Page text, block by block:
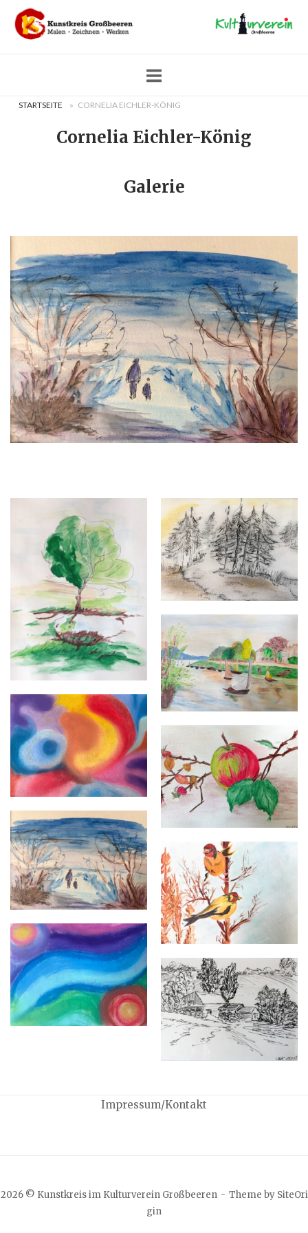
SkipHome
STARTSEITE » CORNELIA EICHLER-KÖNIG
Cornelia Eichler-König
Galerie
Impressum/Kontakt
2026 © Kunstkreis im Kulturverein Großbeeren Theme by SiteOri
gin